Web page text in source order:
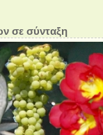
σε σύνταξη